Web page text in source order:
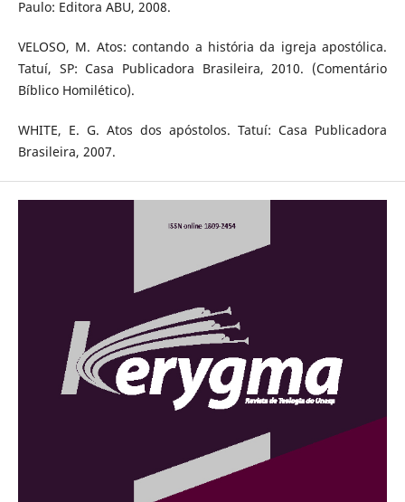
Paulo: Editora ABU, 2008.
VELOSO, M. Atos: contando a história da igreja apostólica.
Tatuí, SP: Casa Publicadora Brasileira, 2010. (Comentário
Bíblico Homilético).
WHITE, E. G. Atos dos apóstolos. Tatuí: Casa Publicadora
Brasileira, 2007.